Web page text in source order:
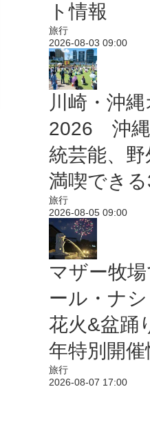
ト情報
旅行
2026-08-03 09:00
川崎・沖
2026 沖
統芸能、
満喫できる
旅行
2026-08-05 09:00
マザー牧
ール・ナ
花火&盆踊
年特別開催
旅行
2026-08-07 17:00